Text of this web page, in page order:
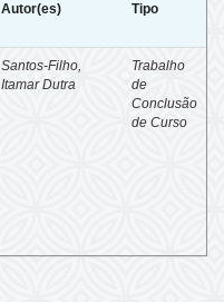
Autor(es) Tipo
Santos-Filho,
Itamar Dutra
Trabalho
de
Conclusão
de Curso